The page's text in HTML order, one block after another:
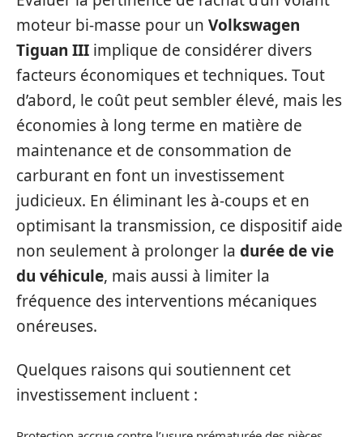
moteur bi-masse pour un Volkswagen
Tiguan III implique de considérer divers
facteurs économiques et techniques. Tout
d’abord, le coût peut sembler élevé, mais les
économies à long terme en matière de
maintenance et de consommation de
carburant en font un investissement
judicieux. En éliminant les à-coups et en
optimisant la transmission, ce dispositif aide
non seulement à prolonger la durée de vie
du véhicule, mais aussi à limiter la
fréquence des interventions mécaniques
onéreuses.
Quelques raisons qui soutiennent cet
investissement incluent :